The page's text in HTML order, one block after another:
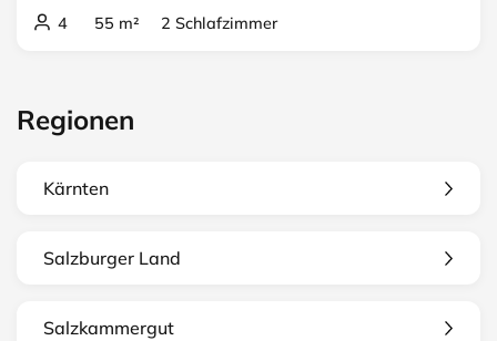
4 55 m² 2 Schlafzimmer
Regionen
Kärnten
Salzburger Land
Salzkammergut